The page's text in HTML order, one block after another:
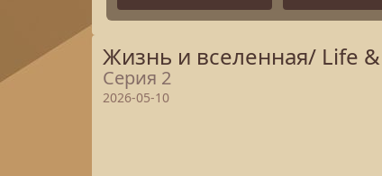
Жизнь и вселенная/ Life
Серия 2
2026-05-10